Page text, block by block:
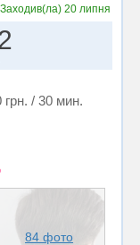
Заходив(ла) 20 липня
грн. / 30 мин.
84 фото